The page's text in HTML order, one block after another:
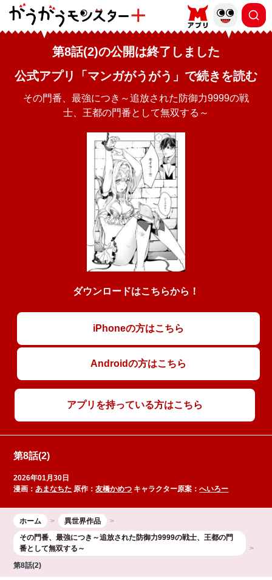
第8話(2)の公開は終了しました
公式アプリ「マンガがうがう」で続きを読む
その門番、最強につき～追放された防御力9999の戦
士、王都の門番として無双する～
ダウンロードはこちらから！
iPhoneの方はこちら
Androidの方はこちら
アプリを持っている方はこちら
第8話(2)
2026年01月30日
漫画：あまなちた 原作：友橋かめつ キャラクター原案：へいろー
ホーム
異世界作品
その門番、最強につき～追放された防御力9999の戦士、王都の門
番として無双する～
第8話(2)